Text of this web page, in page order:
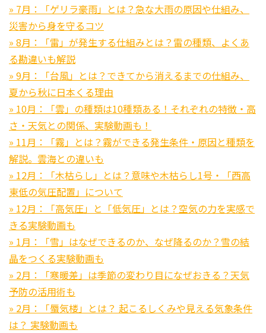
» 7月：「ゲリラ豪雨」とは？急な大雨の原因や仕組み、
災害から身を守るコツ
» 8月：「雷」が発生する仕組みとは？雷の種類、よくあ
る勘違いも解説
» 9月：「台風」とは？できてから消えるまでの仕組み、
夏から秋に日本くる理由
» 10月：「雲」の種類は10種類ある！それぞれの特徴・高
さ・天気との関係、実験動画も！
» 11月：「霧」とは？霧ができる発生条件・原因と種類を
解説。雲海との違いも
» 12月：「木枯らし」とは？意味や木枯らし1号・「西高
東低の気圧配置」について
» 12月：「高気圧」と「低気圧」とは？空気の力を実感で
きる実験動画も
» 1月：「雪」はなぜできるのか、なぜ降るのか？雪の結
晶をつくる実験動画も
» 2月：「寒暖差」は季節の変わり目になぜおきる？天気
予防の活用術も
» 2月：「蜃気楼」とは？ 起こるしくみや見える気象条件
は？ 実験動画も